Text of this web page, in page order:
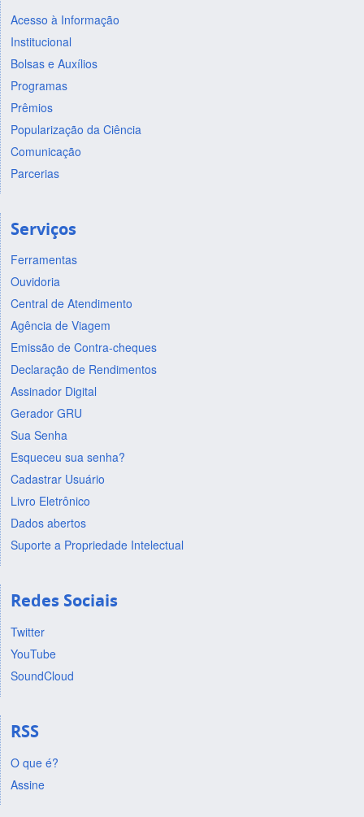
Acesso à Informação
Institucional
Bolsas e Auxílios
Programas
Prêmios
Popularização da Ciência
Comunicação
Parcerias
Serviços
Ferramentas
Ouvidoria
Central de Atendimento
Agência de Viagem
Emissão de Contra-cheques
Declaração de Rendimentos
Assinador Digital
Gerador GRU
Sua Senha
Esqueceu sua senha?
Cadastrar Usuário
Livro Eletrônico
Dados abertos
Suporte a Propriedade Intelectual
Redes Sociais
Twitter
YouTube
SoundCloud
RSS
O que é?
Assine